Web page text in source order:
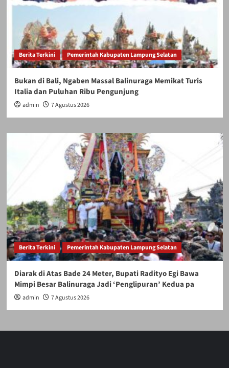
Berita Terkini Pemerintah Kabupaten Lampung Selatan
Bukan di Bali, Ngaben Massal Balinuraga Memikat Turis
Italia dan Puluhan Ribu Pengunjung
admin 7 Agustus 2026
Berita Terkini Pemerintah Kabupaten Lampung Selatan
Diarak di Atas Bade 24 Meter, Bupati Radityo Egi Bawa
Mimpi Besar Balinuraga Jadi ‘Penglipuran’ Kedua pa
admin 7 Agustus 2026